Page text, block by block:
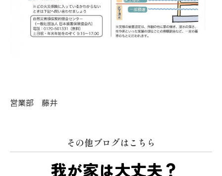
営業部 藤井
その他ブログはこちら